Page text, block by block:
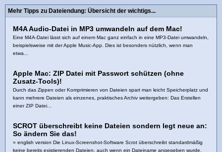
Mehr Tipps zu Dateiendung: Übersicht der wichtigs...
M4A Audio-Datei in MP3 umwandeln auf dem Mac!
Eine M4A-Datei lässt sich auf einem Mac ganz einfach in eine MP3-Datei umwandeln,
beispielsweise mit der Apple Music-App. Dies ist besonders nützlich, wenn man
etwa...
Apple Mac: ZIP Datei mit Passwort schützen (ohne
Zusatz-Tools)!
Durch das Zippen oder Komprimieren von Dateien spart man leicht Speicherplatz und
kann mehrere Dateien als einzenes, praktisches Archiv weitergeben: Das Erstellen
einer ZIP Datei...
SCROT überschreibt keine Dateien sondern legt neue an:
So ändern Sie das!
» english version Die Linux-Screenshot-Software Scrot überschreibt standardmäßig
keine bereits existierenden Dateien, auch wenn ein Dateiname angegeben wurde.